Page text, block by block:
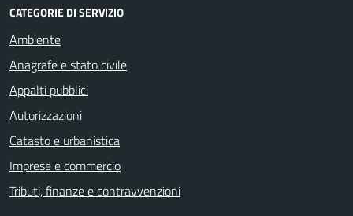
CATEGORIE DI SERVIZIO
Ambiente
Anagrafe e stato civile
Appalti pubblici
Autorizzazioni
Catasto e urbanistica
Imprese e commercio
Tributi, finanze e contravvenzioni